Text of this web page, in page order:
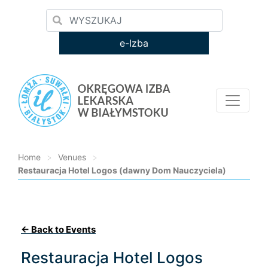
e-Izba
Home > Venues
>
Restauracja Hotel Logos (dawny Dom Nauczyciela)
← Back to Events
Restauracja Hotel Logos